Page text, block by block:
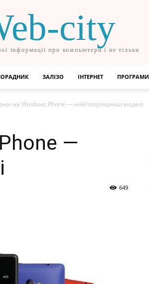
city
інформації про компьютери і не тільки
ЗАЛІЗО ІНТЕРНЕТ ПРОГРАМИ
на Windows Phone — найпопулярніші моделі
—
649